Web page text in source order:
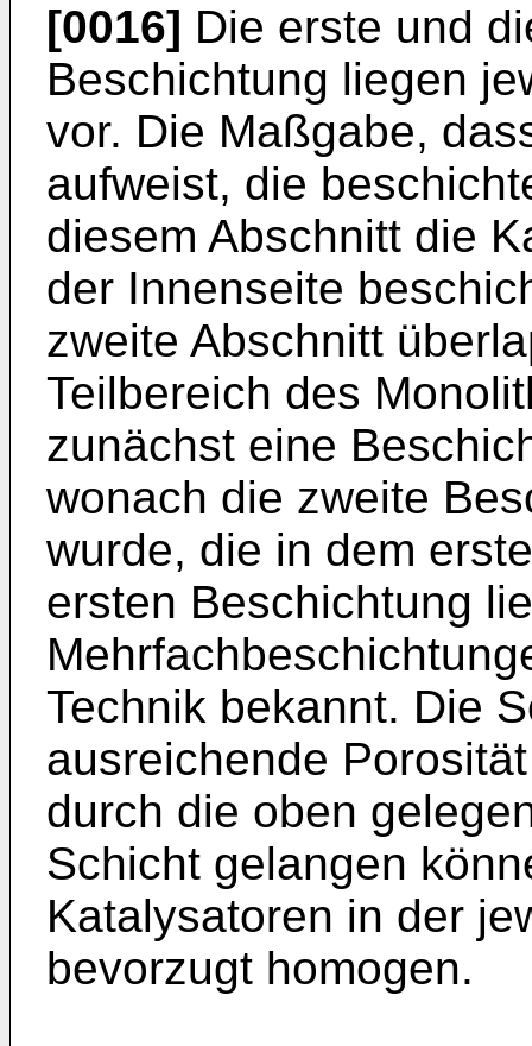
[0016] Die erste und
Beschichtung liegen
vor. Die Maßgabe,
aufweist, die
diesem Abschnitt die
der Innenseite
zweite Abschnitt
Teilbereich des
zunächst eine
wonach die zweite
wurde, die in dem
ersten Beschichtung
Technik bekannt. Die
ausreichende
durch die oben
Schicht gelangen
Katalysatoren in der
bevorzugt homogen.